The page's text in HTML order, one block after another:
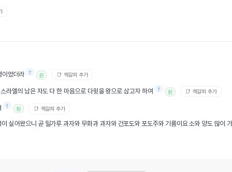
이었더라 † 원 📑 책갈피 추가
라엘의 남은 자도 다 한 마음으로 다윗을 왕으로 삼고자 하여 † 원 📑 책갈피 추가
† 원 📑 책갈피 추가
이 실어왔으니 곧 밀가루 과자와무화과 과자와 건포도와 포도주와 기름이요 소와 양도 많이